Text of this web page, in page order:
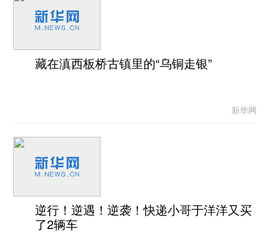
藏在滇西板桥古镇里的“乌铜走银”
新华网
逆行！逆遇！逆袭！快递小哥于洋洋又买
了2辆车